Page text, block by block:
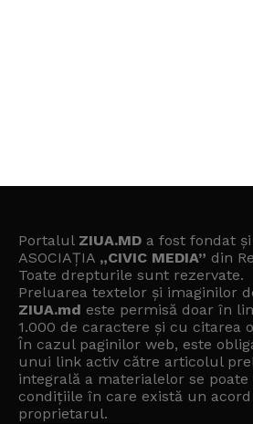
Portalul ZIUA.MD a fost fondat
ASOCIAȚIA „CIVIC MEDIA” din
Toate drepturile sunt rezervate.
Preluarea textelor și imaginilor
ZIUA.md este permisă doar în
1.000 de caractere și cu citarea
În cazul paginilor web, este
unui link activ către articolul
integrală a materialelor se
condițiile în care există un
proprietarul.